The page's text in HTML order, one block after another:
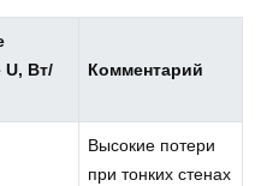
U, Вт/
Комментарий
Высокие потери
при тонких стенах